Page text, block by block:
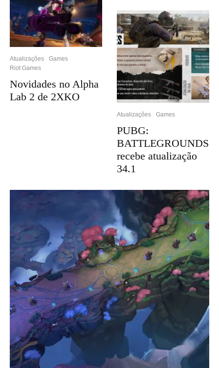
Atualizações
Games
Riot Games
Novidades no Alpha
Lab 2 de 2XKO
Atualizações Games
PUBG:
BATTLEGROUNDS
recebe atualização
34.1